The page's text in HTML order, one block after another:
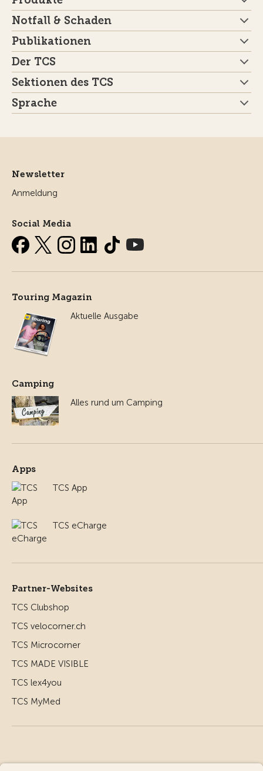
Notfall & Schaden
Publikationen
Der TCS
Sektionen des TCS
Sprache
Newsletter
Anmeldung
Social Media
Touring Magazin
Aktuelle Ausgabe
Camping
Alles rund um Camping
Apps
TCS App
TCS eCharge
Partner-Websites
TCS Clubshop
TCS velocorner.ch
TCS Microcorner
TCS MADE VISIBLE
TCS lex4you
TCS MyMed